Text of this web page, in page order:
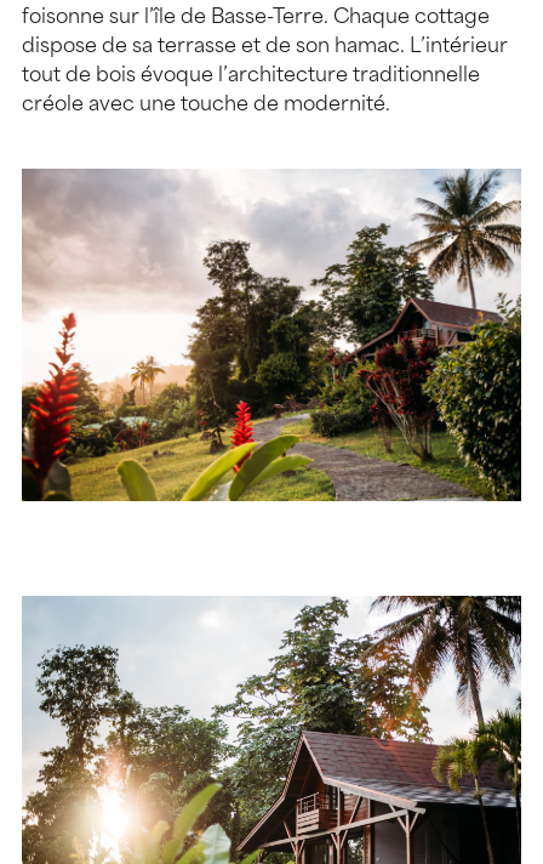
foisonne sur l’île de Basse-Terre. Chaque cottage
dispose de sa terrasse et de son hamac. L’intérieur
tout de bois évoque l’architecture traditionnelle
créole avec une touche de modernité.